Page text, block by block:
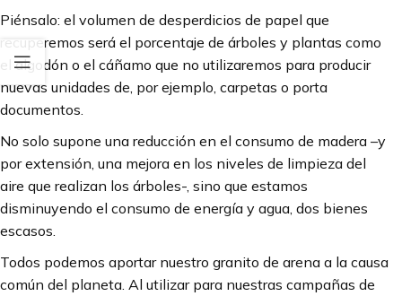
Piénsalo: el volumen de desperdicios de papel que
recuperemos será el porcentaje de árboles y plantas como
el algodón o el cáñamo que no utilizaremos para producir
nuevas unidades de, por ejemplo, carpetas o porta
documentos.
No solo supone una reducción en el consumo de madera –y
por extensión, una mejora en los niveles de limpieza del
aire que realizan los árboles-, sino que estamos
disminuyendo el consumo de energía y agua, dos bienes
escasos.
Todos podemos aportar nuestro granito de arena a la causa
común del planeta. Al utilizar para nuestras campañas de